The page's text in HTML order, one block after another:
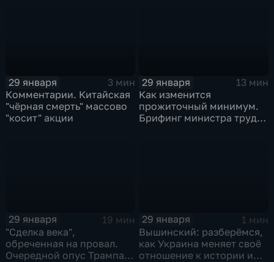
29 января
3 мин
Комментарии. Китайская
"чёрная смерть" массово
"косит" акции
29 января
13 мин
Как изменится
прожиточный минимум.
Брифинг министра труда
29 января
19 мин
"Сделка века",
обреченная на провал.
Очередной опус Трампа.
29 января
1 мин
Вышинский: разберёмся,
как Украина меняет своё
отношение к истории и